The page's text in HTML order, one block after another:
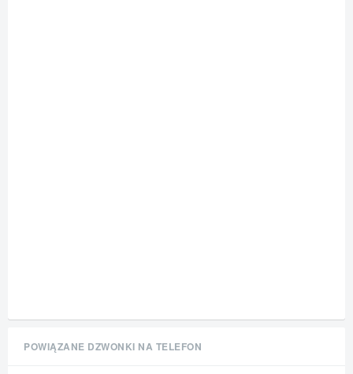
POWIĄZANE DZWONKI NA TELEFON